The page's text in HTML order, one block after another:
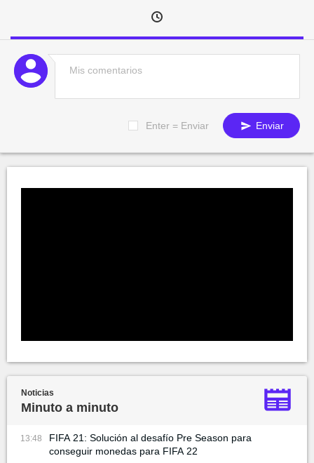
Enter = Enviar Enviar
Noticias
Minuto a minuto
13:48
FIFA 21: Solución al desafío Pre Season para
conseguir monedas para FIFA 22